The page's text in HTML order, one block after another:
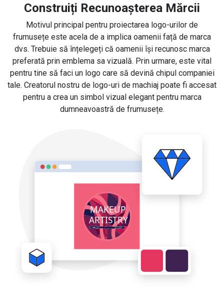
Construiți Recunoașterea Mărcii
Motivul principal pentru proiectarea logo-urilor de
frumusețe este acela de a implica oamenii față de marca
dvs. Trebuie să înțelegeți că oamenii își recunosc marca
preferată prin emblema sa vizuală. Prin urmare, este vital
pentru tine să faci un logo care să devină chipul companiei
tale. Creatorul nostru de logo-uri de machiaj poate fi accesat
pentru a crea un simbol vizual elegant pentru marca
dumneavoastră de frumusețe.